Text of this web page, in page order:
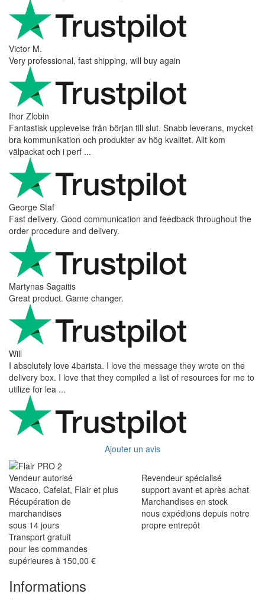
Victor M.
Very professional, fast shipping, will buy again
Ihor Zlobin
Fantastisk upplevelse från början till slut. Snabb leverans, mycket
bra kommunikation och produkter av hög kvalitet. Allt kom
välpackat och i perf ...
George Staf
Fast delivery. Good communication and feedback throughout the
order procedure and delivery.
Martynas Sagaitis
Great product. Game changer.
Will
I absolutely love 4barista. I love the message they wrote on the
delivery box. I love that they compiled a list of resources for me to
utilize for lea ...
Ajouter un avis
Vendeur autorisé
Wacaco, Cafelat, Flair et plus
Revendeur spécialisé
support avant et après achat
Récupération de
marchandises
sous 14 jours
Marchandises en stock
nous expédions depuis notre
propre entrepôt
Transport gratuit
pour les commandes
supérieures à 150,00 €
Informations